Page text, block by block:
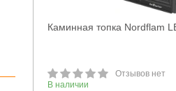
Каминная топка Nordflam
Отзывов нет
В наличии